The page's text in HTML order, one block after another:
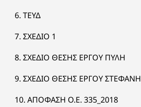
6. ΤΕΥΔ
7. ΣΧΕΔΙΟ 1
8. ΣΧΕΔΙΟ ΘΕΣΗΣ ΕΡΓΟΥ ΠΥΛΗ
9. ΣΧΕΔΙΟ ΘΕΣΗΣ ΕΡΓΟΥ ΣΤΕΦΑΝΗ
10. ΑΠΟΦΑΣΗ Ο.Ε. 335_2018